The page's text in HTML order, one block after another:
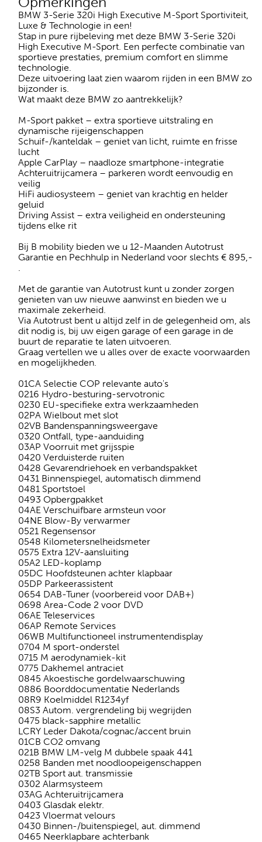
BMW 3-Serie 320i High Executive M-Sport Sportiviteit,
Luxe & Technologie in een!
Stap in pure rijbeleving met deze BMW 3-Serie 320i
High Executive M-Sport. Een perfecte combinatie van
sportieve prestaties, premium comfort en slimme
technologie.
Deze uitvoering laat zien waarom rijden in een BMW zo
bijzonder is.
Wat maakt deze BMW zo aantrekkelijk?
M-Sport pakket – extra sportieve uitstraling en
dynamische rijeigenschappen
Schuif-/kanteldak – geniet van licht, ruimte en frisse
lucht
Apple CarPlay – naadloze smartphone-integratie
Achteruitrijcamera – parkeren wordt eenvoudig en
veilig
HiFi audiosysteem – geniet van krachtig en helder
geluid
Driving Assist – extra veiligheid en ondersteuning
tijdens elke rit
Bij B mobility bieden we u 12-Maanden Autotrust
Garantie en Pechhulp in Nederland voor slechts € 895,-
Met de garantie van Autotrust kunt u zonder zorgen
genieten van uw nieuwe aanwinst en bieden we u
maximale zekerheid.
Via Autotrust bent u altijd zelf in de gelegenheid om, als
dit nodig is, bij uw eigen garage of een garage in de
buurt de reparatie te laten uitvoeren.
Graag vertellen we u alles over de exacte voorwaarden
en mogelijkheden.
01CA Selectie COP relevante auto's
0216 Hydro-besturing-servotronic
0230 EU-specifieke extra werkzaamheden
02PA Wielbout met slot
02VB Bandenspanningsweergave
0320 Ontfall, type-aanduiding
03AP Voorruit met grijsspie
0420 Verduisterde ruiten
0428 Gevarendriehoek en verbandspakket
0431 Binnenspiegel, automatisch dimmend
0481 Sportstoel
0493 Opbergpakket
04AE Verschuifbare armsteun voor
04NE Blow-By verwarmer
0521 Regensensor
0548 Kilometersnelheidsmeter
0575 Extra 12V-aansluiting
05A2 LED-koplamp
05DC Hoofdsteunen achter klapbaar
05DP Parkeerassistent
0654 DAB-Tuner (voorbereid voor DAB+)
0698 Area-Code 2 voor DVD
06AE Teleservices
06AP Remote Services
06WB Multifunctioneel instrumentendisplay
0704 M sport-onderstel
0715 M aerodynamiek-kit
0775 Dakhemel antraciet
0845 Akoestische gordelwaarschuwing
0886 Boorddocumentatie Nederlands
08R9 Koelmiddel R1234yf
08S3 Autom. vergrendeling bij wegrijden
0475 black-sapphire metallic
LCRY Leder Dakota/cognac/accent bruin
01CB CO2 omvang
021B BMW LM-velg M dubbele spaak 441
0258 Banden met noodloopeigenschappen
02TB Sport aut. transmissie
0302 Alarmsysteem
03AG Achteruitrijcamera
0403 Glasdak elektr.
0423 Vloermat velours
0430 Binnen-/buitenspiegel, aut. dimmend
0465 Neerklapbare achterbank